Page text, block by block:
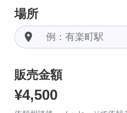
場所
room
販売金額
¥4,500